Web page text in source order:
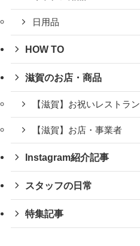
日用品
HOW TO
滋賀のお店・商品
【滋賀】お祝いレストラン
【滋賀】お店・事業者
Instagram紹介記事
スタッフの日常
特集記事